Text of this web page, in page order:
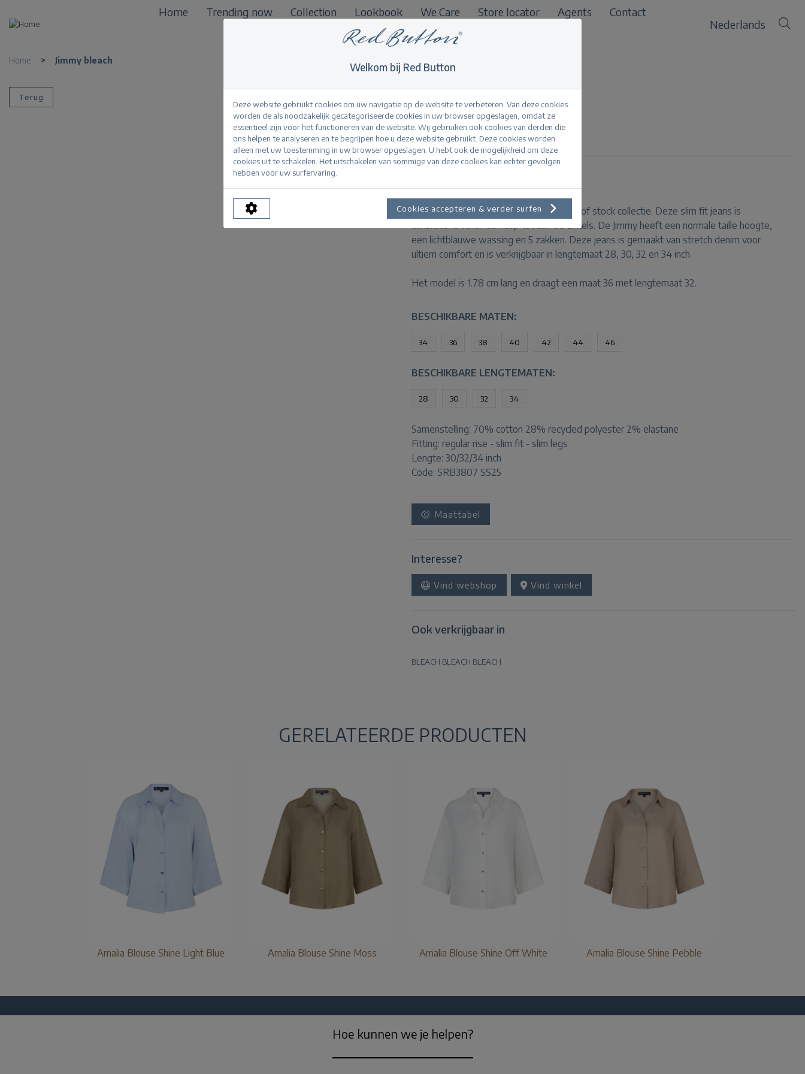
Home Trending now Collection Lookbook We Care Store locator Agents
Contact
B2B
Nederlands
Home > Jimmy bleach
Terug
Jimmy bleach
De Jimmy is onderdeel van de Never out of stock collectie. Deze slim fit jeans is
aansluitend vanaf de heup tot aan de enkels. De Jimmy heeft een normale taille hoogte,
een lichtblauwe wassing en 5 zakken. Deze jeans is gemaakt van stretch denim voor
ultiem comfort en is verkrijgbaar in lengtemaat 28, 30, 32 en 34 inch.
Het model is 1.78 cm lang en draagt een maat 36 met lengtemaat 32.
BESCHIKBARE MATEN:
34 36 38 40 42 44 46
BESCHIKBARE LENGTEMATEN:
28 30 32 34
Samenstelling: 70% cotton 28% recycled polyester 2% elastane
Fitting: regular rise - slim fit - slim legs
Lengte: 30/32/34 inch
Code: SRB3807 SS25
Maattabel
Interesse?
Vind webshop Vind winkel
Ook verkrijgbaar in
BLEACH BLEACH BLEACH
GERELATEERDE PRODUCTEN
Amalia Blouse Shine Light Blue Amalia Blouse Shine Moss Amalia Blouse Shine Off White Amalia Blouse Shine Pebble
Welkom bij Red Button
Deze website gebruikt cookies om uw navigatie op de website te verbeteren. Van deze cookies
worden de als noodzakelijk gecategoriseerde cookies in uw browser opgeslagen, omdat ze
essentieel zijn voor het functioneren van de website. Wij gebruiken ook cookies van derden die
ons helpen te analyseren en te begrijpen hoe u deze website gebruikt. Deze cookies worden
alleen met uw toestemming in uw browser opgeslagen. U hebt ook de mogelijkheid om deze
cookies uit te schakelen. Het uitschakelen van sommige van deze cookies kan echter gevolgen
hebben voor uw surfervaring.
Cookies accepteren & verder surfen
Hoe kunnen we je helpen?